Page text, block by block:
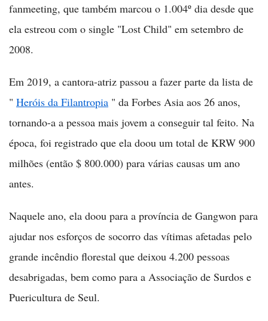
fanmeeting, que também marcou o 1.004º dia desde que
ela estreou com o single "Lost Child" em setembro de
2008.
Em 2019, a cantora-atriz passou a fazer parte da lista de
" Heróis da Filantropia " da Forbes Asia aos 26 anos,
tornando-a a pessoa mais jovem a conseguir tal feito. Na
época, foi registrado que ela doou um total de KRW 900
milhões (então $ 800.000) para várias causas um ano
antes.
Naquele ano, ela doou para a província de Gangwon para
ajudar nos esforços de socorro das vítimas afetadas pelo
grande incêndio florestal que deixou 4.200 pessoas
desabrigadas, bem como para a Associação de Surdos e
Puericultura de Seul.